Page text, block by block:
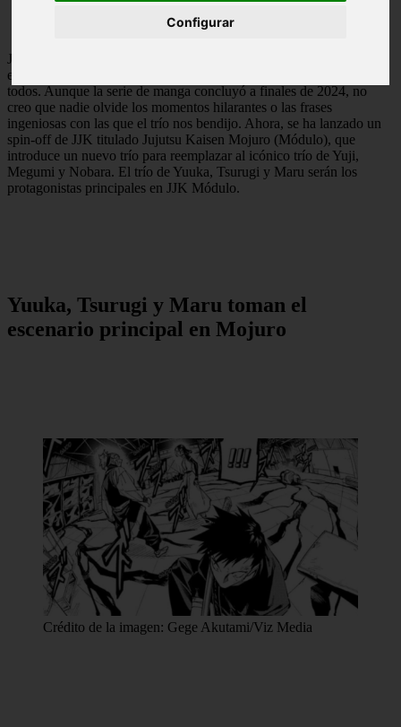
Configurar
Jujutsu Kaisen nos dio algunos de los personajes más increíbles,
entre los que estaban Yuji, Nobara y Megumi, el trío favorito de
todos. Aunque la serie de manga concluyó a finales de 2024, no
creo que nadie olvide los momentos hilarantes o las frases
ingeniosas con las que el trío nos bendijo. Ahora, se ha lanzado un
spin-off de JJK titulado Jujutsu Kaisen Mojuro (Módulo), que
introduce un nuevo trío para reemplazar al icónico trío de Yuji,
Megumi y Nobara. El trío de Yuuka, Tsurugi y Maru serán los
protagonistas principales en JJK Módulo.
Yuuka, Tsurugi y Maru toman el
escenario principal en Mojuro
Crédito de la imagen: Gege Akutami/Viz Media